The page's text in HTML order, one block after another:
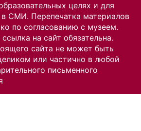
целях и для
в СМИ. Перепечатка материалов
по согласованию с музеем.
на сайт обязательна.
сайта не может быть
или частично в любой
письменного